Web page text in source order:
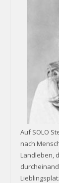
Auf SOLO
nach
Landleben,